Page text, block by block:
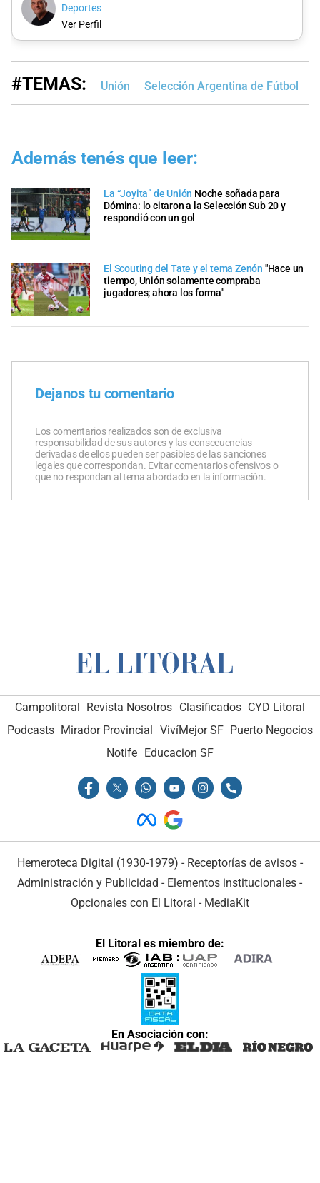
Deportes
Ver Perfil
#TEMAS: Unión Selección Argentina de Fútbol
Además tenés que leer:
La “Joyita” de Unión Noche soñada para
Dómina: lo citaron a la Selección Sub 20 y
respondió con un gol
El Scouting del Tate y el tema Zenón "Hace un
tiempo, Unión solamente compraba
jugadores; ahora los forma"
Dejanos tu comentario
Los comentarios realizados son de exclusiva
responsabilidad de sus autores y las consecuencias
derivadas de ellos pueden ser pasibles de las sanciones
legales que correspondan. Evitar comentarios ofensivos o
que no respondan al tema abordado en la información.
Campolitoral Revista Nosotros Clasificados CYD Litoral
Podcasts Mirador Provincial VivíMejor SF Puerto Negocios
Notife
Educacion SF
Hemeroteca Digital (1930-1979) - Receptorías de avisos -
Administración y Publicidad - Elementos institucionales -
Opcionales con El Litoral - MediaKit
El Litoral es miembro de:
En Asociación con: